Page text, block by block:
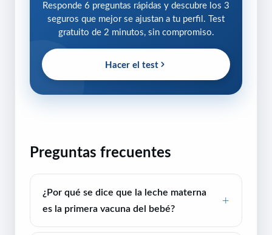
Responde 6 preguntas rápidas y descubre los 3
seguros que mejor se ajustan a tu perfil. Test
gratuito de 2 minutos, sin compromiso.
Hacer el test
Preguntas frecuentes
¿Por qué se dice que la leche materna
es la primera vacuna del bebé?